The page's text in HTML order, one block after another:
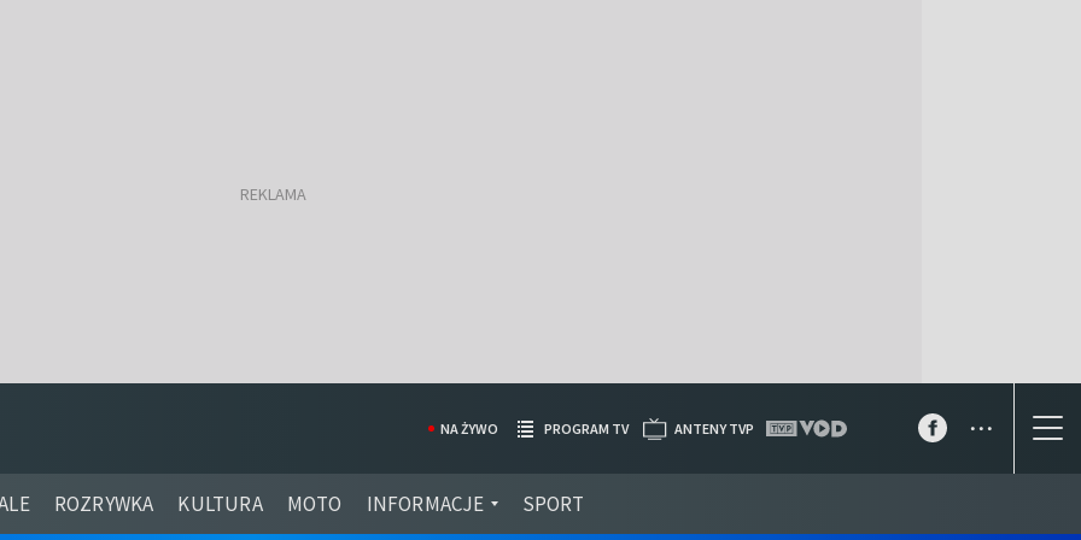
ROZRYWKA KULTURA MOTO INFORMACJE SPORT
NA ŻYWO PROGRAM TV ANTENY TVP ...